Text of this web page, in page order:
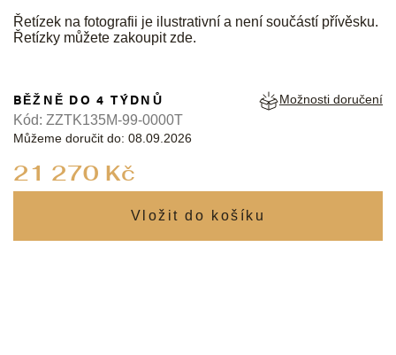
Řetízek na fotografii je ilustrativní a není součástí přívěsku.
Řetízky můžete zakoupitzde.
21 270 Kč
BĚŽNĚ DO 4 TÝDNŮ
Můžeme doručit do: 08.09.2026
Možnosti doručení
Kód: ZZTK135M-99-0000T